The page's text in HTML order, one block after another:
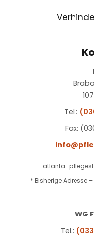
Tel.:
Fax:
* Bisherige Adresse
WG
Tel.: